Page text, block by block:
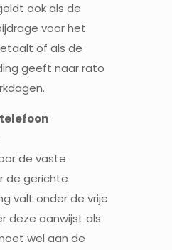
ook als de
voor het
of als de
geeft naar rato
de vaste
de gerichte
valt onder de vrije
deze aanwijst als
wel aan de